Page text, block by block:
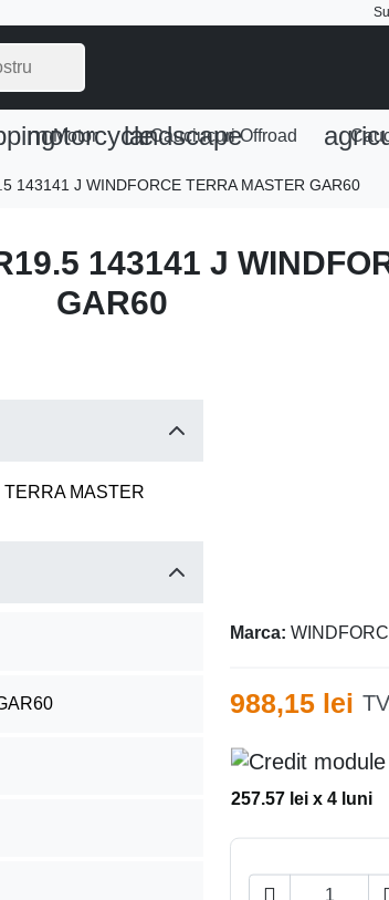
motorcycle
Motor landscape
Cauciucuri Offroad
143141 J WINDFORCE TERRA MASTER GAR60
143141 J
GAR60
MASTER
Marca:
988,15 lei
257.57 lei x 4 luni
